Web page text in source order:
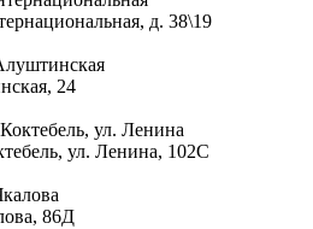
д. 38\19
24
ул. Ленина
ул. Ленина, 102С
86Д